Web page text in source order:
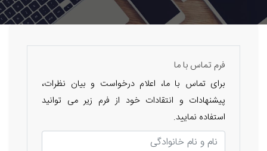
فرم تماس با ما
برای تماس با ما، اعلام درخواست و بیان نظرات،
پیشنهادات و انتقادات خود از فرم زیر می توانید
استفاده نمایید.